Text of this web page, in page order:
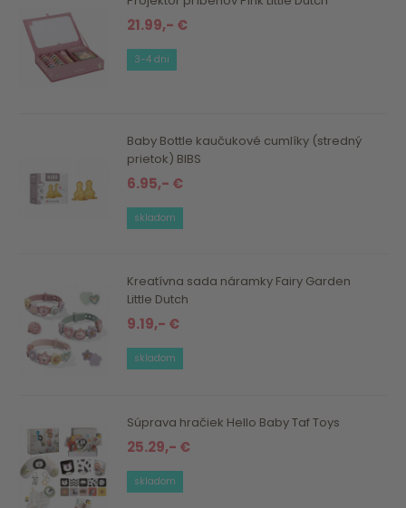
21.99,- €
3-4 dni
Baby Bottle kaučukové cumlíky (stredný
prietok) BIBS
6.95,- €
skladom
Kreatívna sada náramky Fairy Garden
Little Dutch
9.19,- €
skladom
Súprava hračiek Hello Baby Taf Toys
25.29,- €
skladom